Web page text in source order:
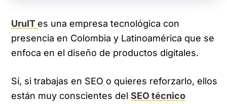
UruIT es una empresa tecnológica con
presencia en Colombia y Latinoamérica que se
enfoca en el diseño de productos digitales.
Sí, si trabajas en SEO o quieres reforzarlo, ellos
están muy conscientes del SEO técnico